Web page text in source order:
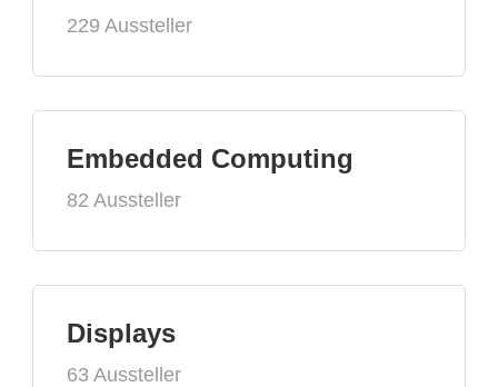
229 Aussteller
Embedded Computing
82 Aussteller
Displays
63 Aussteller